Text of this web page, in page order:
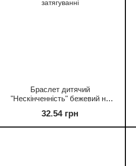
Браслет дитячий
"Нескінченність" бежевий на
32.54 грн